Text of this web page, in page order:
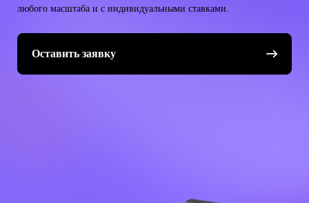
любого масштаба и с индивидуальными ставками.
Оставить заявку